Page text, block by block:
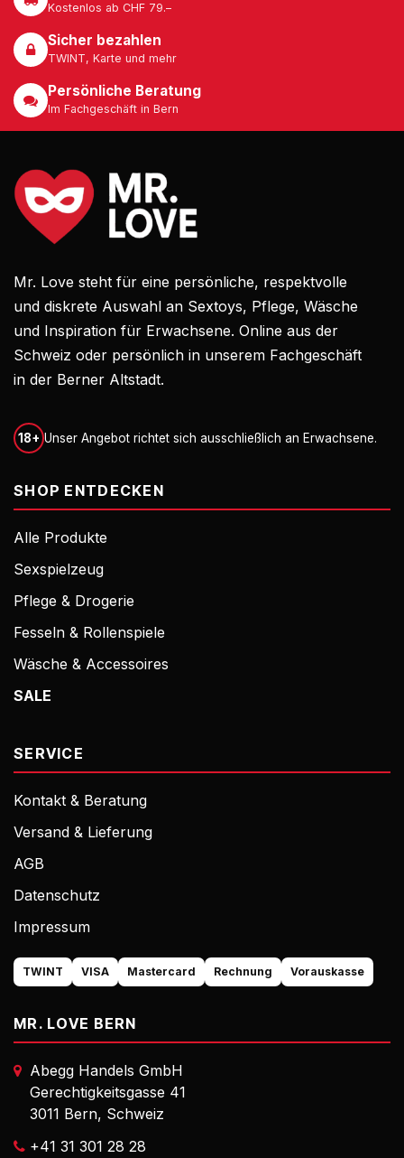
Kostenlos ab CHF 79.–
Sicher bezahlen
TWINT, Karte und mehr
Persönliche Beratung
Im Fachgeschäft in Bern
Mr. Love steht für eine persönliche, respektvolle
und diskrete Auswahl an Sextoys, Pflege, Wäsche
und Inspiration für Erwachsene. Online aus der
Schweiz oder persönlich in unserem Fachgeschäft
in der Berner Altstadt.
18+ Unser Angebot richtet sich ausschließlich an Erwachsene.
SHOP ENTDECKEN
Alle Produkte
Sexspielzeug
Pflege & Drogerie
Fesseln & Rollenspiele
Wäsche & Accessoires
SALE
SERVICE
Kontakt & Beratung
Versand & Lieferung
AGB
Datenschutz
Impressum
TWINT VISA Mastercard Rechnung Vorauskasse
MR. LOVE BERN
Abegg Handels GmbH
Gerechtigkeitsgasse 41
3011 Bern, Schweiz
+41 31 301 28 28